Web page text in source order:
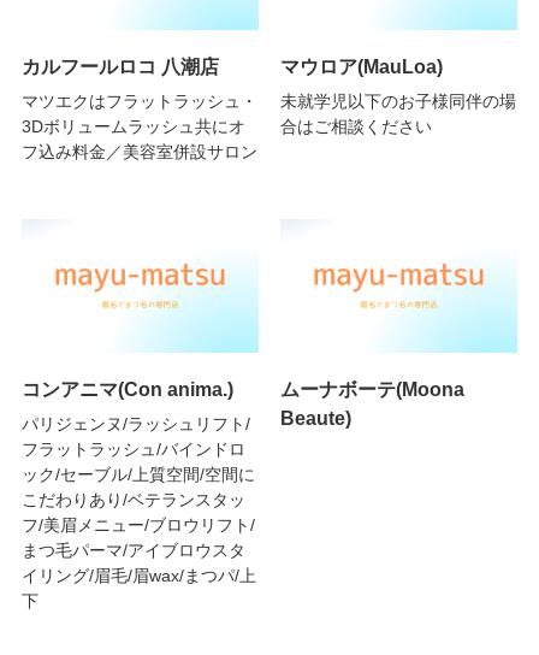
カルフールロコ 八潮店
マツエクはフラットラッシュ・
3Dボリュームラッシュ共にオ
フ込み料金／美容室併設サロン
マウロア(MauLoa)
未就学児以下のお子様同伴の場
合はご相談ください
コンアニマ(Con anima.)
パリジェンヌ/ラッシュリフト/
フラットラッシュ/バインドロ
ック/セーブル/上質空間/空間に
こだわりあり/ベテランスタッ
フ/美眉メニュー/ブロウリフト/
まつ毛パーマ/アイブロウスタ
イリング/眉毛/眉wax/まつパ/上
下
ムーナボーテ(Moona
Beaute)